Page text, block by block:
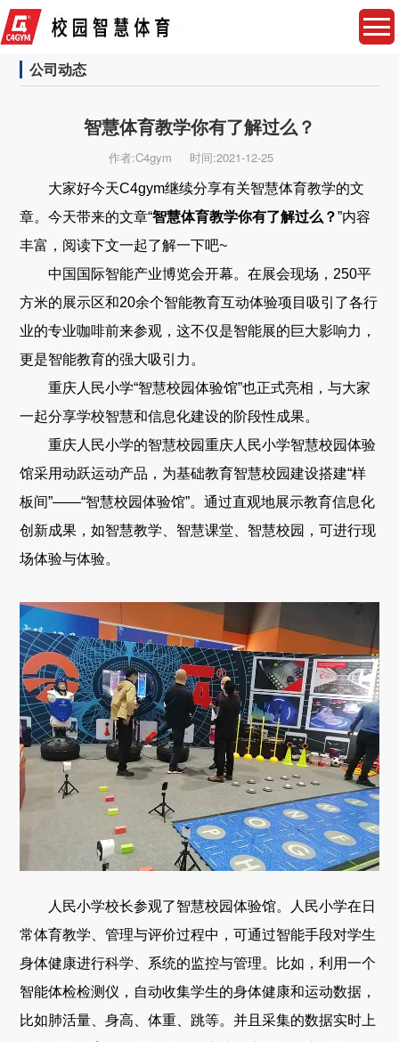
公司动态
智慧体育教学你有了解过么？
作者:C4gym 时间:2021-12-25
大家好今天C4gym继续分享有关智慧体育教学的文
章。今天带来的文章“智慧体育教学你有了解过么？”内容
丰富，阅读下文一起了解一下吧~
中国国际智能产业博览会开幕。在展会现场，250平
方米的展示区和20余个智能教育互动体验项目吸引了各行
业的专业咖啡前来参观，这不仅是智能展的巨大影响力，
更是智能教育的强大吸引力。
重庆人民小学“智慧校园体验馆”也正式亮相，与大家
一起分享学校智慧和信息化建设的阶段性成果。
重庆人民小学的智慧校园重庆人民小学智慧校园体验
馆采用动跃运动产品，为基础教育智慧校园建设搭建“样
板间”——“智慧校园体验馆”。通过直观地展示教育信息化
创新成果，如智慧教学、智慧课堂、智慧校园，可进行现
场体验与体验。
人民小学校长参观了智慧校园体验馆。人民小学在日
常体育教学、管理与评价过程中，可通过智能手段对学生
身体健康进行科学、系统的监控与管理。比如，利用一个
智能体检检测仪，自动收集学生的身体健康和运动数据，
比如肺活量、身高、体重、跳等。并且采集的数据实时上